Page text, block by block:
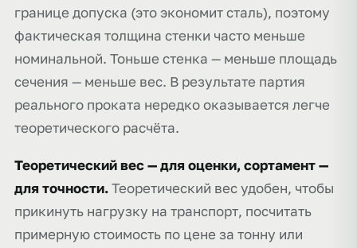
границе допуска (это экономит сталь), поэтому
фактическая толщина стенки часто меньше
номинальной. Тоньше стенка — меньше площадь
сечения — меньше вес. В результате партия
реального проката нередко оказывается легче
теоретического расчёта.
Теоретический вес — для оценки, сортамент —
для точности.Теоретический вес удобен, чтобы
прикинуть нагрузку на транспорт, посчитать
примерную стоимость по цене за тонну или